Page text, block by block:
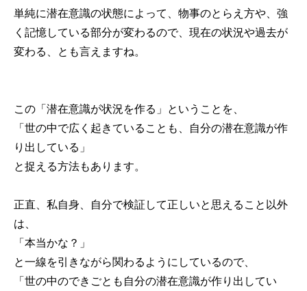
単純に潜在意識の状態によって、物事のとらえ方や、強
く記憶している部分が変わるので、現在の状況や過去が
変わる、とも言えますね。
この「潜在意識が状況を作る」ということを、
「世の中で広く起きていることも、自分の潜在意識が作
り出している」
と捉える方法もあります。
正直、私自身、自分で検証して正しいと思えること以外
は、
「本当かな？」
と一線を引きながら関わるようにしているので、
「世の中のできごとも自分の潜在意識が作り出してい